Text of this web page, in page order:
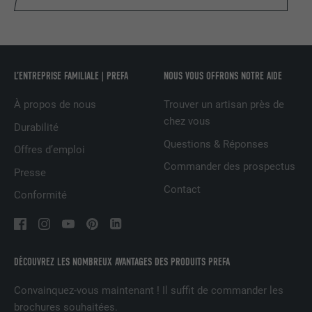
DÉCOUVREZ LES NOMBREUX AVANTAGES DES PRODUITS PREFA
Convainquez-vous maintenant ! Il suffit de commander les
brochures souhaitées.
L’ENTREPRISE FAMILIALE | PREFA
À propos de nous
Durabilité
Offres d’emploi
Presse
Conformité
NOUS VOUS OFFRONS NOTRE AIDE
Trouver un artisan près de
chez vous
Questions & Réponses
Commander des prospectus
Contact
UTILITÉ
autorise l'utilisation de cookies. Ne
UTILITÉ
Utilisé par LinkedIn lorsqu'un site
nous » intégrée.
NOM
FOURNISSEUR LinkedIn
EXPIRATION 2 ans
UTILITÉ
Utilisé par le service de réseau social
LinkedIn pour suivre l'utilisation de